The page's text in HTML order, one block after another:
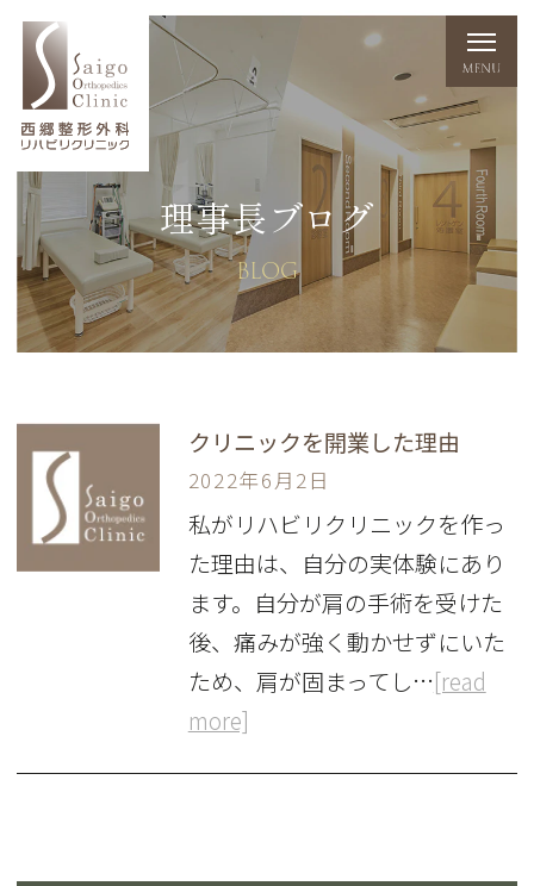
理事長ブログ
BLOG
クリニックを開業した理由
2022年6月2日
私がリハビリクリニックを作っ
た理由は、自分の実体験にあり
ます。自分が肩の手術を受けた
後、痛みが強く動かせずにいた
ため、肩が固まってし…[read
more]